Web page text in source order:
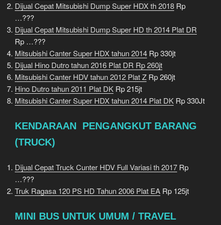
Dijual Cepat Mitsubishi Dump Super HDX th 2018 Rp
…???
Dijual Cepat Mitsubishi Dump Super HD th 2014 Plat DR
Rp …???
Mitsubishi Canter Super HDX tahun 2014 Rp 330jt
Dijual Hino Dutro tahun 2016 Plat DR Rp 260jt
Mitsubishi Canter HDV tahun 2012 Plat Z Rp 260jt
Hino Dutro tahun 2011 Plat DK Rp 215jt
Mitsubishi Canter Super HDX tahun 2014 Plat DK Rp 330Jt
KENDARAAN PENGANGKUT BARANG
(TRUCK)
Dijual Cepat Truck Cunter HDV Full Variasi th 2017 Rp
…???
Truk Ragasa 120 PS HD Tahun 2006 Plat EA Rp 125jt
MINI BUS UNTUK UMUM / TRAVEL